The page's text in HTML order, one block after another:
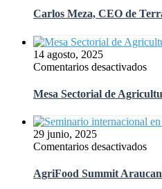
de
en
de
Carlos Meza, CEO de
14 agosto, 2025
Comentarios desactivadosen
el
del
Mesa Sectorial de
29 junio, 2025
Comentarios desactivadosen
AgriFood Summit